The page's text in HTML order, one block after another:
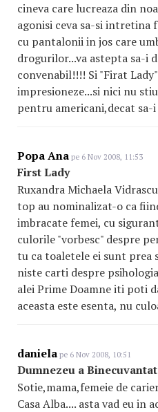
cineva care lucreaza din
agonisi ceva sa-si intretina
cu pantalonii in jos care
drogurilor...va astepta sa-i
convenabil!!!! Si "Firat
impresioneze...si nici nu
pentru americani,decat sa-i
Popa Ana pe 6 Nov 2008, 11:53
First Lady
Ruxandra Michaela
top au nominalizat-o ca
imbracate femei, cu
culorile "vorbesc" despre
tu ca toaletele ei sunt prea
niste carti despre
alei Prime Doamne iti poti
aceasta este esenta, nu
daniela pe 6 Nov 2008, 10:51
Dumnezeu a
Sotie,mama,femeie de
Casa Alba.... asta vad eu in